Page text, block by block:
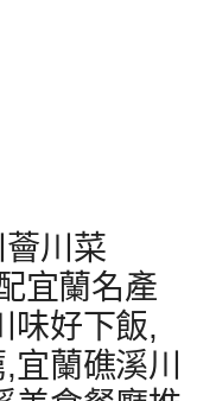
川菜
宜蘭名產
味好下飯,
蘭礁溪川